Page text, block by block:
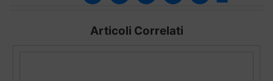
Articoli Correlati